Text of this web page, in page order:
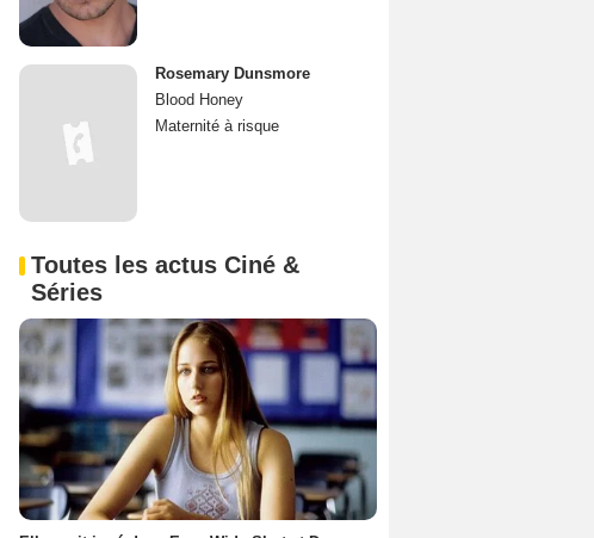
Rosemary Dunsmore
Blood Honey
Maternité à risque
Toutes les actus Ciné &
Séries